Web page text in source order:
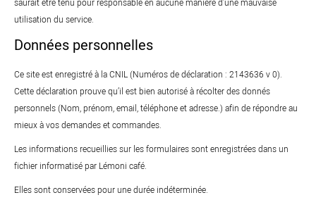
saurait être tenu pour responsable en aucune manière d’une mauvaise
utilisation du service.
Données personnelles
Ce site est enregistré à la CNIL (Numéros de déclaration : 2143636 v 0).
Cette déclaration prouve qu’il est bien autorisé à récolter des donnés
personnels (Nom, prénom, email, téléphone et adresse.) afin de répondre au
mieux à vos demandes et commandes.
Les informations recueillies sur les formulaires sont enregistrées dans un
fichier informatisé par Lémoni café.
Elles sont conservées pour une durée indéterminée.